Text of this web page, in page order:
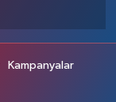
Kampanyalar